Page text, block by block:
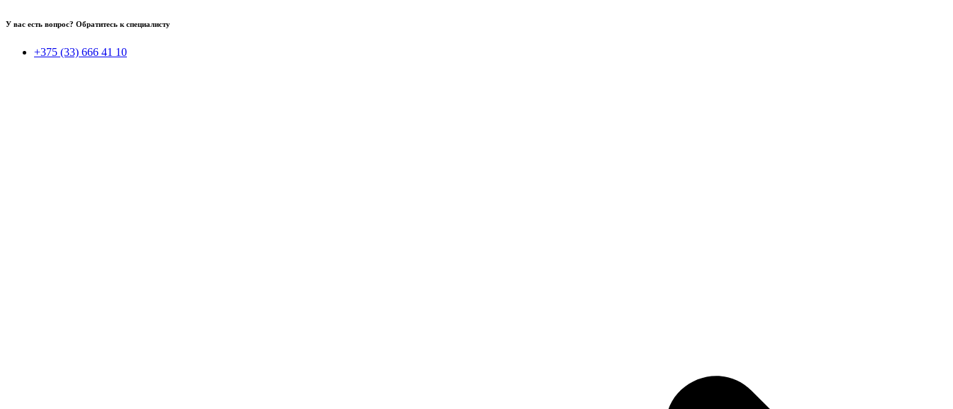
У вас есть вопрос? Обратитесь к специалисту
+375 (33) 666 41 10